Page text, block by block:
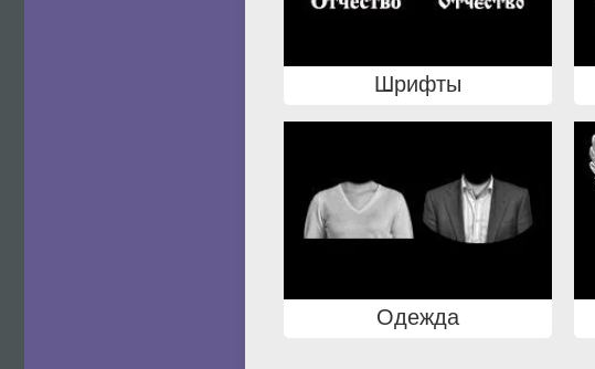
Шрифты
Одежда